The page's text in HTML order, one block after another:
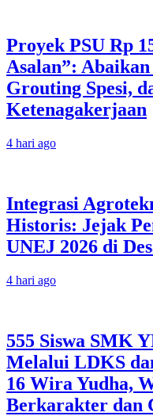
Proyek PSU Rp
Asalan”:
Grouting Spesi,
Ketenagakerjaan
4 hari ago
Integrasi
Historis: Jejak
UNEJ 2026 di
4 hari ago
555 Siswa SMK
Melalui LDKS
16 Wira Yudha,
Berkarakter dan